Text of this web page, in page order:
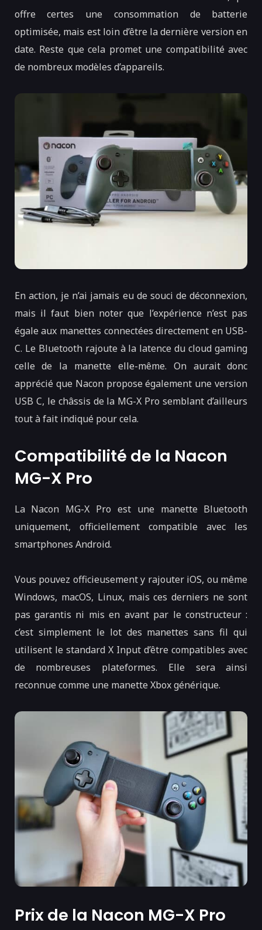
offre certes une consommation de batterie
optimisée, mais est loin d’être la dernière version en
date. Reste que cela promet une compatibilité avec
de nombreux modèles d’appareils.
En action, je n’ai jamais eu de souci de déconnexion,
mais il faut bien noter que l’expérience n’est pas
égale aux manettes connectées directement en USB-
C. Le Bluetooth rajoute à la latence du cloud gaming
celle de la manette elle-même. On aurait donc
apprécié que Nacon propose également une version
USB C, le châssis de la MG-X Pro semblant d’ailleurs
tout à fait indiqué pour cela.
Compatibilité de la Nacon
MG-X Pro
La Nacon MG-X Pro est une manette Bluetooth
uniquement, officiellement compatible avec les
smartphones Android.
Vous pouvez officieusement y rajouter iOS, ou même
Windows, macOS, Linux, mais ces derniers ne sont
pas garantis ni mis en avant par le constructeur :
c’est simplement le lot des manettes sans fil qui
utilisent le standard X Input d’être compatibles avec
de nombreuses plateformes. Elle sera ainsi
reconnue comme une manette Xbox générique.
Prix de la Nacon MG-X Pro